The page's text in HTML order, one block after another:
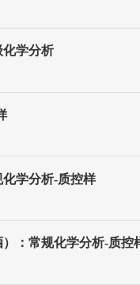
化学分析
学分析-质控样
：常规化学分析-质控